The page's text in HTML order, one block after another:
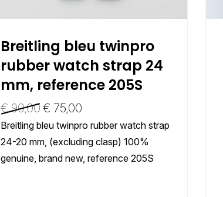
Breitling bleu twinpro
rubber watch strap 24
mm, reference 205S
€90,00 € 75,00
Breitling bleu twinpro rubber watch strap
24-20 mm, (excluding clasp) 100%
genuine, brand new, reference 205S